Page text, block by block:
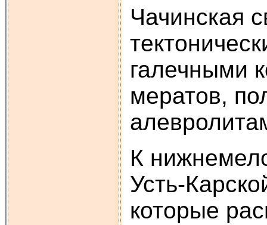
Чачинская
галечными
мератов,
К
Усть-
которые